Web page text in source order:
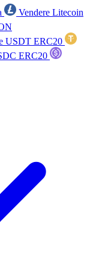
Vendere Litecoin
USDT ERC20
ERC20